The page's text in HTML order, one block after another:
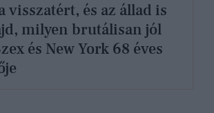
visszatért, és az állad is
milyen brutálisan jól
és New York 68 éves